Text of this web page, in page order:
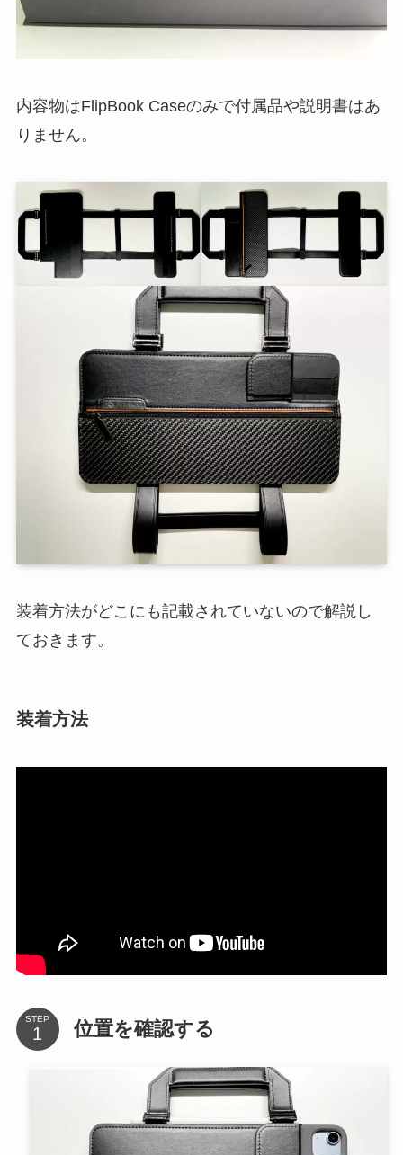
内容物はFlipBook Caseのみで付属品や説明書はあ
りません。
装着方法がどこにも記載されていないので解説し
ておきます。
装着方法
STEP 位置を確認する